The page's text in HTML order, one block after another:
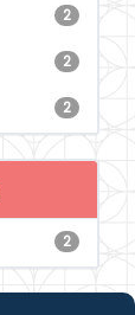
2
2
2
2